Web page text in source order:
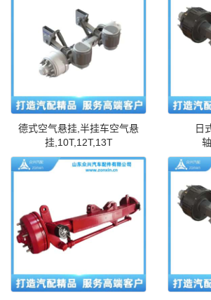
德式空气悬挂,半挂车空气悬
挂,10T,12T,13T
日